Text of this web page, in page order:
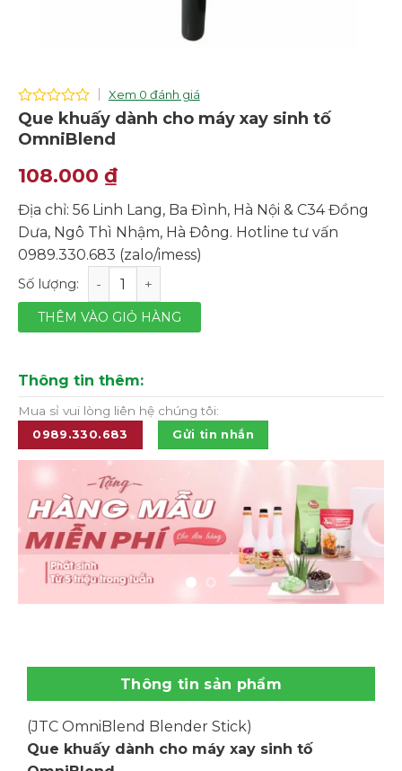
0
out
of
Xem 0 đánh giá
Que khuấy dành cho máy xay sinh tố
OmniBlend
108.000 ₫
Địa chỉ: 56 Linh Lang, Ba Đình, Hà Nội & C34 Đồng
Dưa, Ngô Thì Nhậm, Hà Đông. Hotline tư vấn
0989.330.683 (zalo/imess)
Que khuấy dành cho máy xay sinh tố OmniBlend số
THÊM VÀO GIỎ HÀNG
Thông tin thêm:
Mua sỉ vui lòng liên hệ chúng tôi:
0989.330.683 Gửi tin nhắn
Thông tin sản phẩm
(JTC OmniBlend Blender Stick)
Que khuấy dành cho máy xay sinh tố